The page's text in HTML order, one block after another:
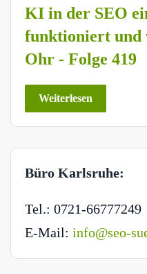
KI in der SEO
funktioniert und
Ohr - Folge 419
Weiterlesen
Büro Karlsruhe:
Tel.: 0721-66777249
E-Mail: info@seo-